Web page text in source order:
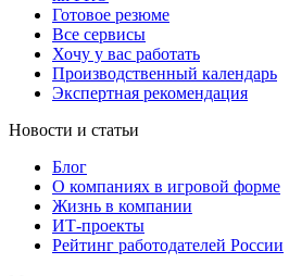
Готовое резюме
Все сервисы
Хочу у вас работать
Производственный календарь
Экспертная рекомендация
Новости и статьи
Блог
О компаниях в игровой форме
Жизнь в компании
ИТ-проекты
Рейтинг работодателей России